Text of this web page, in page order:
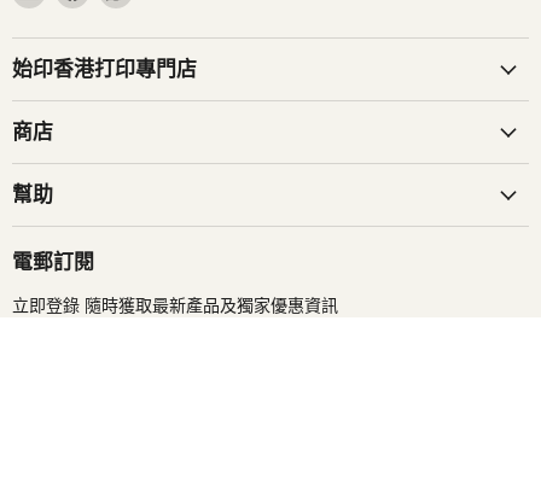
子
郵
找
到
們
Facebook
找
到
找
到
始印香港打印專門店
商店
幫助
電郵訂閱
立即登錄 隨時獲取最新產品及獨家優惠資訊